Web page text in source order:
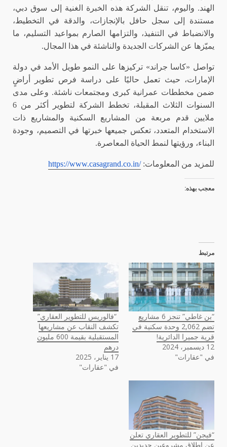
الهند. واليوم، تنقل الشركة هذه الخبرة الغنية إلى سوق دبي،
مستندة إلى سجل حافل بالإنجازات، والدقة في التخطيط،
والانضباط في التنفيذ، والتزامها الصارم بمواعيد التسليم، ما
يميّزها عن الشركات الجديدة والناشئة في هذا المجال.
تواصل «كاسا جراند» تركيزها على النمو طويل الأمد في دولة
الإمارات، حيث تعمل حاليًا على دراسة فرص تطوير أراضٍ
ضمن مخططات عمرانية كبرى ومجتمعات ناشئة. وعلى مدى
السنوات الثلاث المقبلة، تخطط الشركة لتطوير أكثر من 6
ملايين قدم مربعة من المشاريع السكنية والمشاريع ذات
الاستخدام المتعدد، تعكس جميعها خبرتها في التصميم، وجودة
البناء، ورؤيتها لنمط الحياة المعاصرة.
للمزيد من المعلومات:https://www.casagrand.co.in/
معجب بهذه:
مرتبط
“بن غاطي” تنجز 6 مشاريع
تضم 2,062 وحدة سكنية في
قرية جميرا الدائرية!
12 ديسمبر، 2024
في "عقارات"
“فالوريس للتطوير العقاري”
تكشف النقاب عن مشاريعها
المستقبلية بقيمة 600 مليون
درهم
17 يناير، 2025
في "عقارات"
“فيجن” للتطوير العقاري تعلن
عن إطلاق مشروعين جديدين